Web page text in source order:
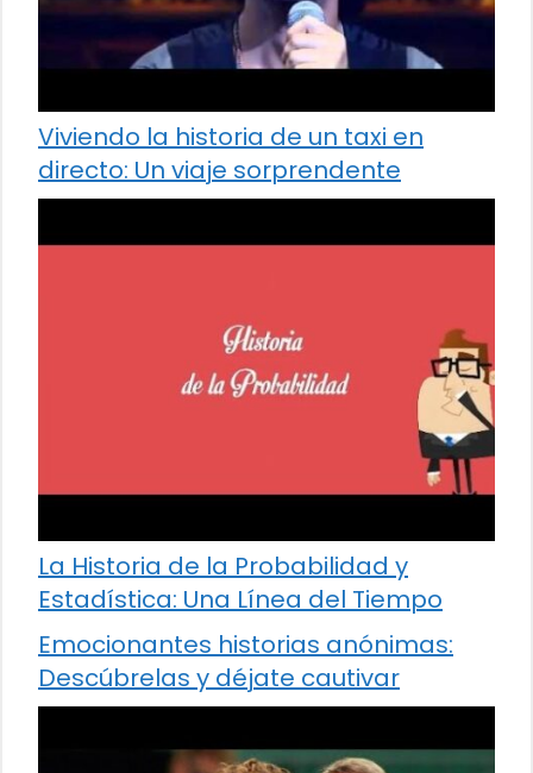
Viviendo la historia de un taxi en
directo: Un viaje sorprendente
La Historia de la Probabilidad y
Estadística: Una Línea del Tiempo
Emocionantes historias anónimas:
Descúbrelas y déjate cautivar